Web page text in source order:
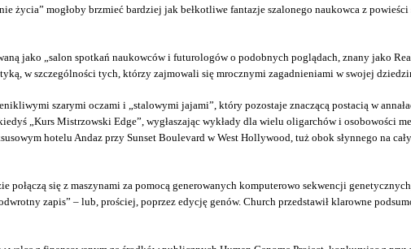
życia” mogłoby brzmieć bardziej jak bełkotliwe fantazje szalonego naukowca z
jako „salon spotkań naukowców i futurologów o podobnych poglądach, znany jako
w szczególności tych, którzy zajmowali się mrocznymi zagadnieniami w swojej
szarymi oczami i „stalowymi jajami”, który pozostaje znaczącą postacią w
„Kurs Mistrzowski Edge”, wygłaszając wykłady dla wielu oligarchów i osobowości
hotelu Andaz przy Sunset Boulevard w West Hollywood, tuż obok słynnego na
połączą się z maszynami za pomocą generowanych komputerowo sekwencji
zapis” – lub, prościej, poprzez edycję genów. Church przedstawił klarowne